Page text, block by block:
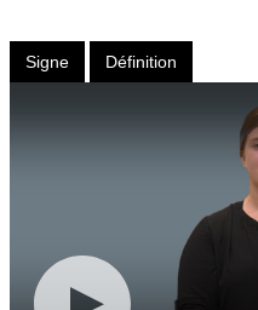
Signe Définition